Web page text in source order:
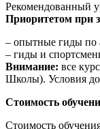
Рекомендованный
Приоритетом при
– опытные гиды по
– гиды и
Внимание: все
Школы). Условия
Стоимость
Стоимость